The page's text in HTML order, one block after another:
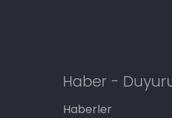
Haber -
Haberler